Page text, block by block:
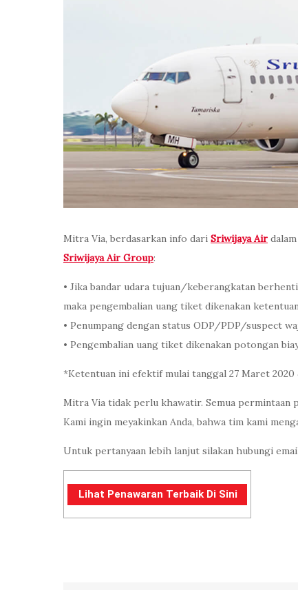
Mitra Via, berdasarkan info dari Sriwijaya Air
Sriwijaya Air Group:
• Jika bandar udara tujuan/keberangkatan
maka pengembalian uang tiket dikenakan
• Penumpang dengan status ODP/PDP/suspect
• Pengembalian uang tiket dikenakan potongan
*Ketentuan ini efektif mulai tanggal 27 Maret 2020
Mitra Via tidak perlu khawatir. Semua permintaan
Kami ingin meyakinkan Anda, bahwa tim kami
Untuk pertanyaan lebih lanjut silakan hubungi
Lihat Penawaran Terbaik Di Sini